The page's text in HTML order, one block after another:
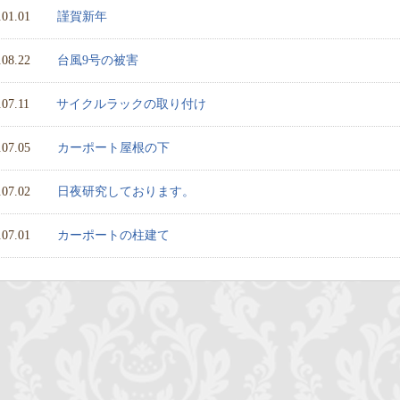
謹賀新年
台風9号の被害
サイクルラックの取り付け
カーポート屋根の下
日夜研究しております。
カーポートの柱建て